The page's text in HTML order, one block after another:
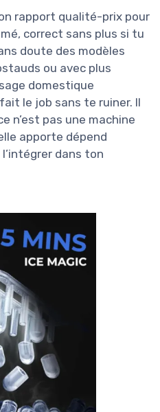
rapport qualité-prix pour
correct sans plus si tu
doute des modèles
ou avec plus
domestique
le job sans te ruiner. Il
n’est pas une machine
apporte dépend
dans ton